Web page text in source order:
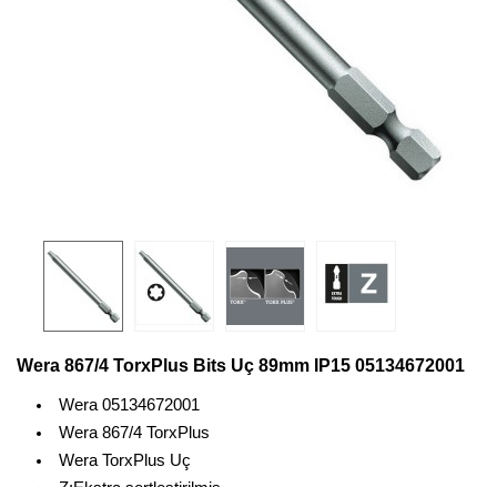
Wera 867/4 TorxPlus Bits Uç 89mm IP15 05134672001
Wera 05134672001
Wera 867/4 TorxPlus
Wera TorxPlus Uç